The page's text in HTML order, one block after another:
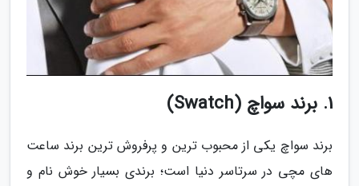
1. برند سواچ (Swatch)
برند سواچ یکی از محبوب ترین و پرفروش ترین برند ساعت
های مچی در سرتاسر دنیا است؛ برندی بسیار خوش نام و